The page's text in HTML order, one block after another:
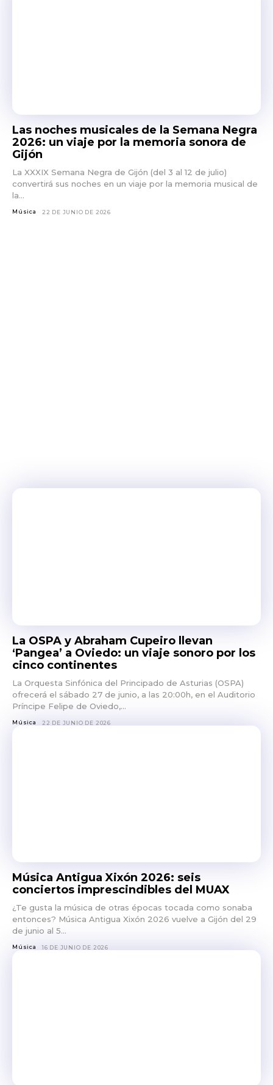
Las noches musicales de la Semana Negra
2026: un viaje por la memoria sonora de
Gijón
La XXXIX Semana Negra de Gijón (del 3 al 12 de julio)
convertirá sus noches en un viaje por la memoria musical de
la...
Música 22 DE JUNIO DE 2026
La OSPA y Abraham Cupeiro llevan
‘Pangea’ a Oviedo: un viaje sonoro por los
cinco continentes
La Orquesta Sinfónica del Principado de Asturias (OSPA)
ofrecerá el sábado 27 de junio, a las 20:00h, en el Auditorio
Príncipe Felipe de Oviedo,...
Música 22 DE JUNIO DE 2026
Música Antigua Xixón 2026: seis
conciertos imprescindibles del MUAX
¿Te gusta la música de otras épocas tocada como sonaba
entonces? Música Antigua Xixón 2026 vuelve a Gijón del 29
de junio al 5...
Música 16 DE JUNIO DE 2026